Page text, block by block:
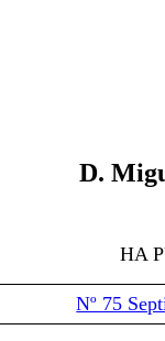
D.
HA
Nº 75